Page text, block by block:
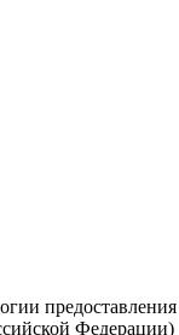
Федерации)